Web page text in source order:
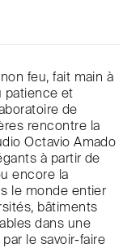
feu, fait main à
patience et
de
rencontre la
Octavio Amado
à partir de
encore la
le monde entier
bâtiments
dans une
le savoir-faire